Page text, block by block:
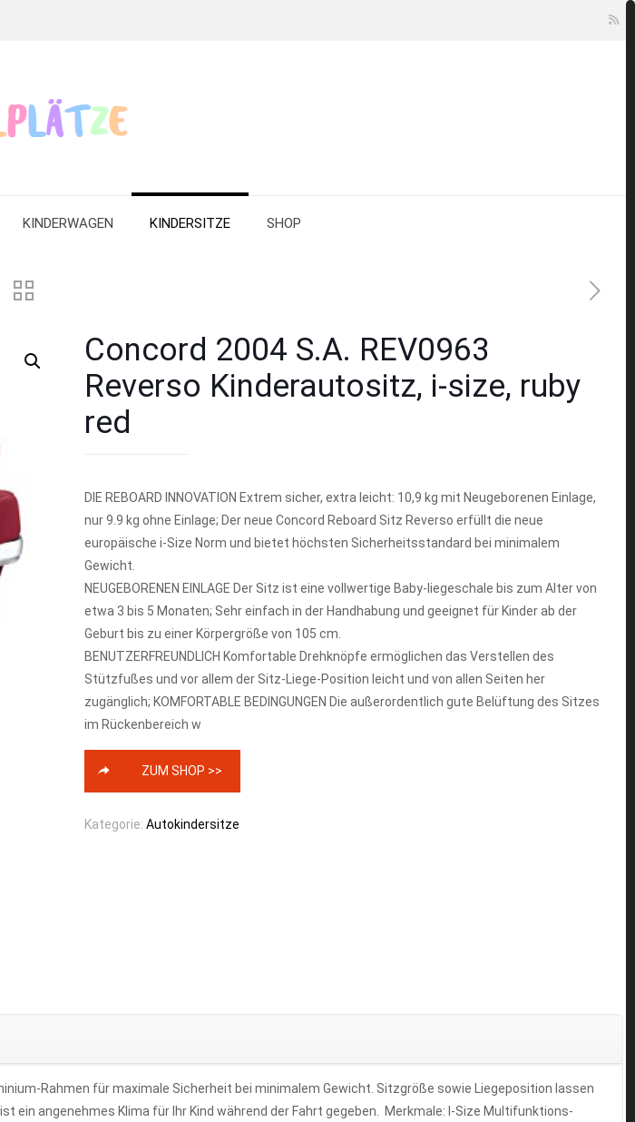
KINDERWAGEN KINDERSITZE SHOP
Concord 2004 S.A. REV0963
Reverso Kinderautositz, i-size, ruby
red
DIE REBOARD INNOVATION Extrem sicher, extra leicht: 10,9 kg mit Neugeborenen Einlage,
nur 9.9 kg ohne Einlage; Der neue Concord Reboard Sitz Reverso erfüllt die neue
europäische i-Size Norm und bietet höchsten Sicherheitsstandard bei minimalem
Gewicht.
NEUGEBORENEN EINLAGE Der Sitz ist eine vollwertige Baby-liegeschale bis zum Alter von
etwa 3 bis 5 Monaten; Sehr einfach in der Handhabung und geeignet für Kinder ab der
Geburt bis zu einer Körpergröße von 105 cm.
BENUTZERFREUNDLICH Komfortable Drehknöpfe ermöglichen das Verstellen des
Stützfußes und vor allem der Sitz-Liege-Position leicht und von allen Seiten her
zugänglich; KOMFORTABLE BEDINGUNGEN Die außerordentlich gute Belüftung des Sitzes
im Rückenbereich w
ZUM SHOP >>
Kategorie: Autokindersitze
Rahmen für maximale Sicherheit bei minimalem Gewicht. Sitzgröße sowie Liegeposition lassen
angenehmes Klima für Ihr Kind während der Fahrt gegeben. Merkmale: I-Size Multifunktions-